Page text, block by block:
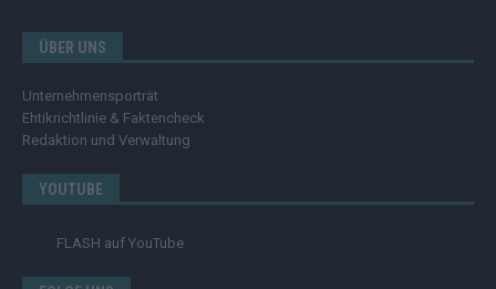
ÜBER UNS
Unternehmensporträt
Ehtikrichtlinie & Faktencheck
Redaktion und Verwaltung
YOUTUBE
FLASH auf YouTube